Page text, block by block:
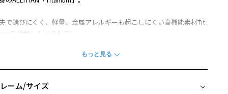
で錆びにくく、軽量、金属アレルギーも起こしにくい高機能素材Tit
を使用したメタルフレーム。
ネス用メガネ ページをみる
ーム/サイズ